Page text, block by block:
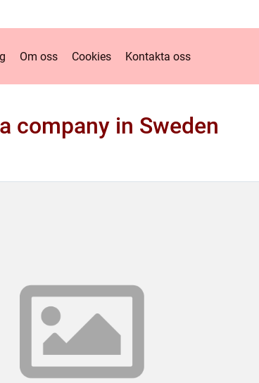
Om oss Cookies Kontakta oss
company in Sweden